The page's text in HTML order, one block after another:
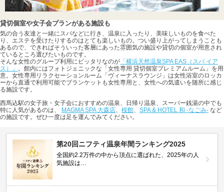
貸切個室や女子会プランがある施設も
気の合う友達と一緒にスパなどに行き、温泉に入ったり、美味しいものを食べた
り、エステを受けたりするのはとても楽しいもの。つい盛り上がってしまうことも
あるので、できればそういった客層にあった雰囲気の施設や貸切の個室が用意され
ているところ選びたいものです。
そんな女性のグループ利用にピッタリなのが 「横浜天然温泉SPA EAS（スパ イア
ス）」 。館内にはフォトジェニックな「女性専用 貸切個室プレミアムルーム」を用
意。女性専用リラクセーションルーム「ヴィーナスラウンジ」は女性浴室のロッカ
ーから直通で利用可能でブランケットも女性専用と、女性への気遣いを随所に感じ
る施設です。
西馬込駅の女子旅・女子会におすすめの温泉、日帰り温泉、スーパー銭湯の中でも
特に人気があるのは、
MAGMA SPA 大森店、 桜館、 SPA & HOTEL 和 -なごみ- など
の施設です。ぜひ一度は足を運んでみてください。
第20回ニフティ温泉年間ランキング2025
全国約2.2万件の中から頂点に選ばれた、2025年の人
気施設は…